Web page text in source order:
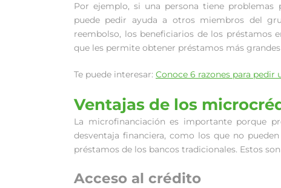
Por ejemplo, si una persona tiene
puede pedir ayuda a otros miembros del
reembolso, los beneficiarios de los préstamos
que les permite obtener préstamos más
Te puede interesar: Conoce 6 razones para pedir
Ventajas de los
La microfinanciación es importante porque
desventaja financiera, como los que no
préstamos de los bancos tradicionales. Estos
Acceso al crédito